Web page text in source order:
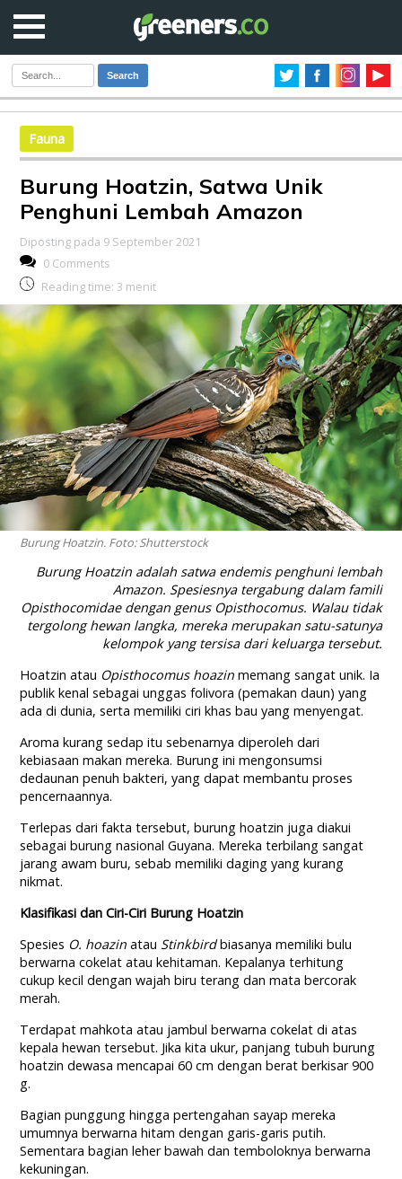
Search
Fauna
Burung Hoatzin, Satwa Unik
Penghuni Lembah Amazon
Diposting pada 9 September 2021
0 Comments
Reading time: 3 menit
Burung Hoatzin. Foto: Shutterstock
Burung Hoatzin adalah satwa endemis penghuni lembah
Amazon. Spesiesnya tergabung dalam famili
Opisthocomidae dengan genus Opisthocomus. Walau tidak
tergolong hewan langka, mereka merupakan satu-satunya
kelompok yang tersisa dari keluarga tersebut.
Hoatzin atau Opisthocomus hoazin memang sangat unik. Ia
publik kenal sebagai unggas folivora (pemakan daun) yang
ada di dunia, serta memiliki ciri khas bau yang menyengat.
Aroma kurang sedap itu sebenarnya diperoleh dari
kebiasaan makan mereka. Burung ini mengonsumsi
dedaunan penuh bakteri, yang dapat membantu proses
pencernaannya.
Terlepas dari fakta tersebut, burung hoatzin juga diakui
sebagai burung nasional Guyana. Mereka terbilang sangat
jarang awam buru, sebab memiliki daging yang kurang
nikmat.
Klasifikasi dan Ciri-Ciri Burung Hoatzin
Spesies O. hoazinatau Stinkbirdbiasanya memiliki bulu
berwarna cokelat atau kehitaman. Kepalanya terhitung
cukup kecil dengan wajah biru terang dan mata bercorak
merah.
Terdapat mahkota atau jambul berwarna cokelat di atas
kepala hewan tersebut. Jika kita ukur, panjang tubuh burung
hoatzin dewasa mencapai 60 cm dengan berat berkisar 900
g.
Bagian punggung hingga pertengahan sayap mereka
umumnya berwarna hitam dengan garis-garis putih.
Sementara bagian leher bawah dan temboloknya berwarna
kekuningan.